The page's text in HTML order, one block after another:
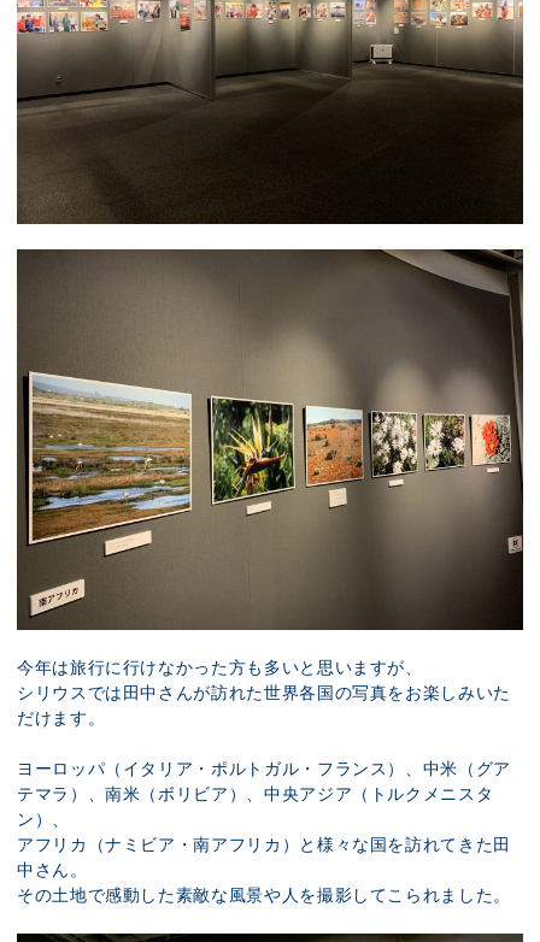
今年は旅行に行けなかった方も多いと思いますが、
シリウスでは田中さんが訪れた世界各国の写真をお楽しみいた
だけます。
ヨーロッパ（イタリア・ポルトガル・フランス）、中米（グア
テマラ）、南米（ボリビア）、中央アジア（トルクメニスタ
ン）、
アフリカ（ナミビア・南アフリカ）と様々な国を訪れてきた田
中さん。
その土地で感動した素敵な風景や人を撮影してこられました。